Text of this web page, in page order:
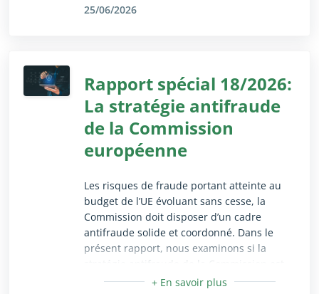
location des différentes capacités de rescEU
été préjudiciables à la mise en œuvre des
projets et mettent en péril leur durabilité.
Dans certains cas, les procédures de
demande de remboursement concernant
les opérations de réaction sont fastidieuses.
Nous formulons des recommandations
pour remédier à ces problèmes.
25/06/2026
Rapport spécial 18/2026:
La stratégie antifraude
de la Commission
européenne
Les risques de fraude portant atteinte au
budget de l’UE évoluant sans cesse, la
Commission doit disposer d’un cadre
antifraude solide et coordonné. Dans le
présent rapport, nous examinons si la
stratégie antifraude de la Commission est
conçue de manière appropriée pour gérer